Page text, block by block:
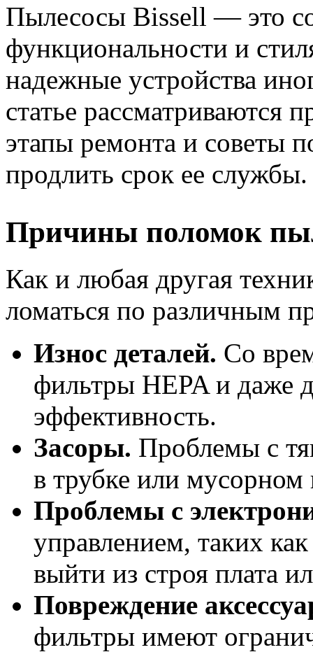
Пылесосы Bissell — это
функциональности и
надежные устройства
статье рассматриваются
этапы ремонта и советы
продлить срок ее службы.
Причины поломок
Как и любая другая
ломаться по различным
Износ деталей. Со
фильтры HEPA и даже
эффективность.
Засоры. Проблемы с
в трубке или мусорном
Проблемы с
управлением, таких
выйти из строя плата
Повреждение
фильтры имеют